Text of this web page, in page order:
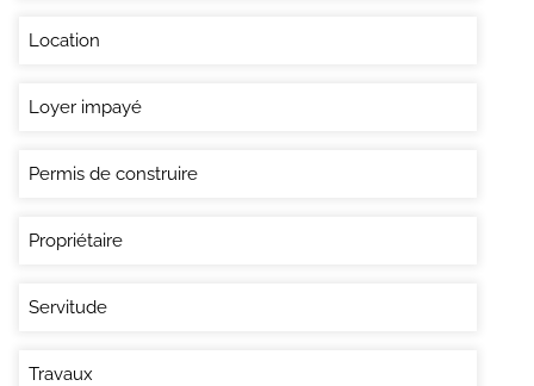
Location
Loyer impayé
Permis de construire
Propriétaire
Servitude
Travaux